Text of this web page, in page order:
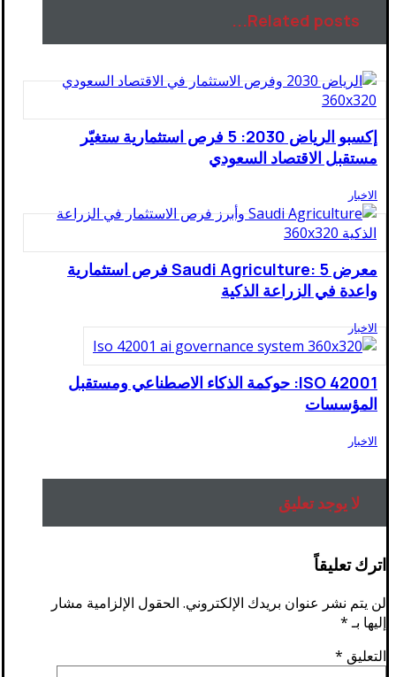
Related posts...
إكسبو الرياض 2030: 5 فرص استثمارية ستغيّر
مستقبل الاقتصاد السعودي
الاخبار
معرض Saudi Agriculture: 5 فرص استثمارية
واعدة في الزراعة الذكية
الاخبار
ISO 42001: حوكمة الذكاء الاصطناعي ومستقبل
المؤسسات
الاخبار
لا يوجد تعليق
اترك تعليقاً
لن يتم نشر عنوان بريدك الإلكتروني. الحقول الإلزامية مشار
إليها بـ*
التعليق *